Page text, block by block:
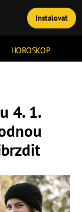
HOROSKOP
TÉMATA
4. 1.
Instalovat